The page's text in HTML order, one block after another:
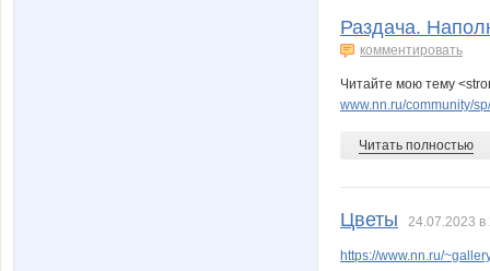
Раздача.
комментировать
Читайте мою тему
www.nn.ru/community/
Читать полностью
Цветы 24.07.2023 в
https://www.nn.ru/